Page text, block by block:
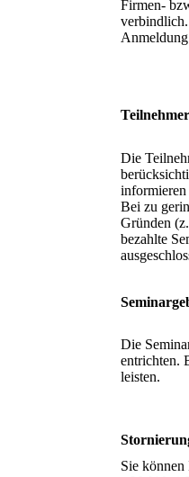
Firmen-
Die
Bei zu
Gründen
bezahlte
Die
entrichten.
leisten.
Sie können